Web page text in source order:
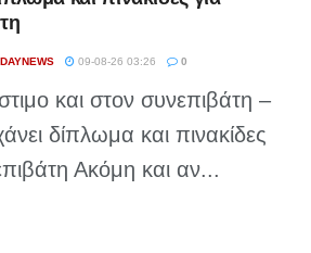
09-08-26 03:26 0
και στον συνεπιβάτη –
δίπλωμα και πινακίδες
Ακόμη και αν...